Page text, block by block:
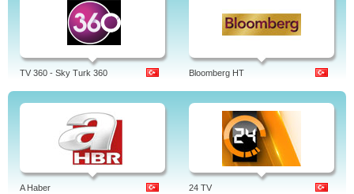
TV 360 - Sky Turk 360 Bloomberg HT
A Haber 24 TV